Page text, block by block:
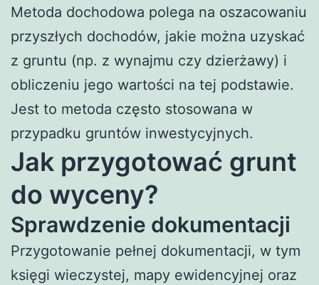
Metoda dochodowa polega na oszacowaniu
przyszłych dochodów, jakie można uzyskać
z gruntu (np. z wynajmu czy dzierżawy) i
obliczeniu jego wartości na tej podstawie.
Jest to metoda często stosowana w
przypadku gruntów inwestycyjnych.
Jak przygotować grunt
do wyceny?
Sprawdzenie dokumentacji
Przygotowanie pełnej dokumentacji, w tym
księgi wieczystej, mapy ewidencyjnej oraz